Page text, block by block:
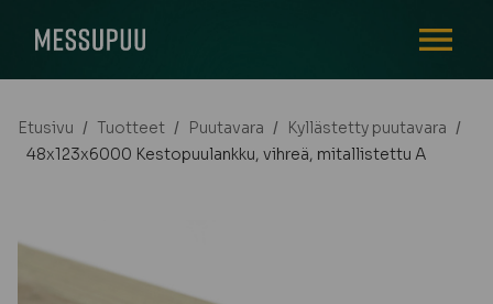
Etusivu / Tuotteet / Puutavara / Kyllästetty puutavara /
48x123x6000 Kestopuulankku, vihreä, mitallistettu A